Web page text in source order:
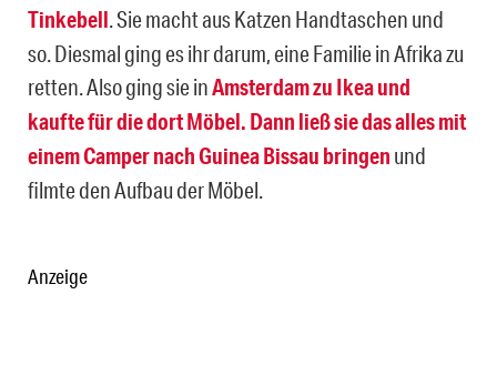
Tinkebell. Sie macht aus Katzen Handtaschen und
so. Diesmal ging es ihr darum, eine Familie in Afrika zu
retten. Also ging sie inAmsterdam zu Ikea und
kaufte für die dort Möbel. Dann ließ sie das alles mit
einem Camper nach Guinea Bissau bringen und
filmte den Aufbau der Möbel.
Anzeige